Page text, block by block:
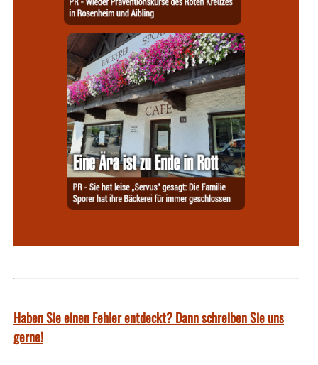
Haben Sie einen Fehler entdeckt? Dann schreiben Sie uns
gerne!